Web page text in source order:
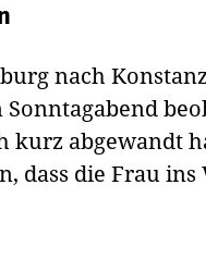
nach
kurz abgewandt
dass die Frau ins